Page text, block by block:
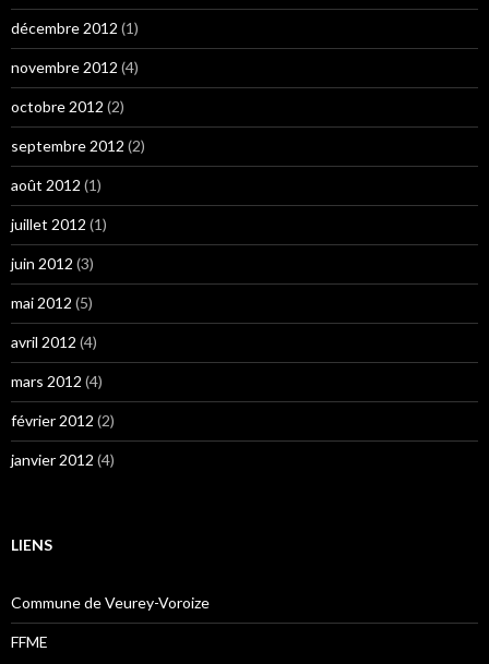
décembre 2012 (1)
novembre 2012 (4)
octobre 2012 (2)
septembre 2012 (2)
août 2012 (1)
juillet 2012 (1)
juin 2012 (3)
mai 2012 (5)
avril 2012 (4)
mars 2012 (4)
février 2012 (2)
janvier 2012 (4)
LIENS
Commune de Veurey-Voroize
FFME